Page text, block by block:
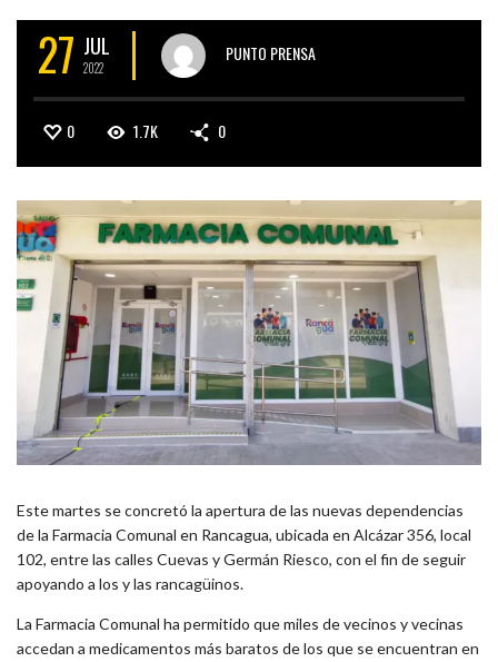
27 JUL
2022
PUNTO PRENSA
0 1.7K 0
Este martes se concretó la apertura de las nuevas dependencias
de la Farmacia Comunal en Rancagua, ubicada en Alcázar 356, local
102, entre las calles Cuevas y Germán Riesco, con el fin de seguir
apoyando a los y las rancagüinos.
La Farmacia Comunal ha permitido que miles de vecinos y vecinas
accedan a medicamentos más baratos de los que se encuentran en